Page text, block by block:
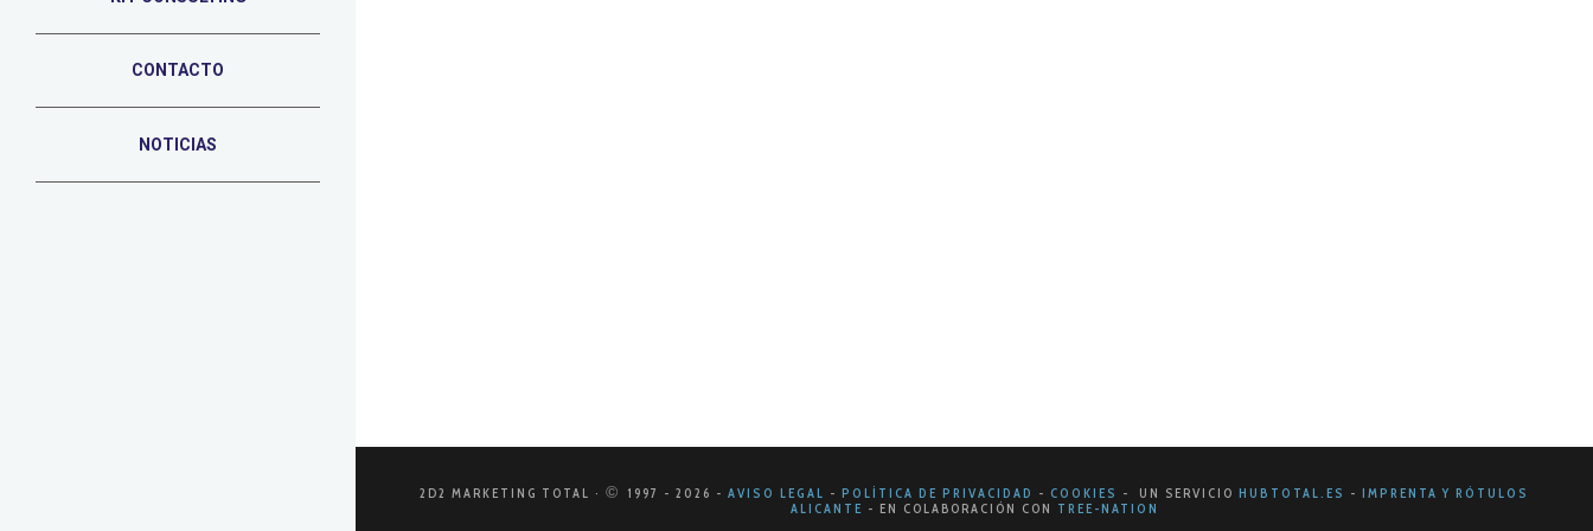
CONTACTO
NOTICIAS
2D2 MARKETING TOTAL · © 1997 - 2026 - AVISO LEGAL - POLÍTICA DE PRIVACIDAD - COOKIES - UN SERVICIO HUBTOTAL.ES - IMPRENTA Y RÓTULOS
ALICANTE - EN COLABORACIÓN CON TREE-NATION